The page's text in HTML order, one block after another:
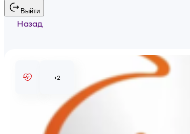
Выйти
Назад
+2